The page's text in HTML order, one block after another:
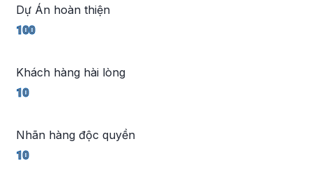
Dự Án hoàn thiện
100
Khách hàng hài lòng
10
Nhãn hàng độc quyền
10